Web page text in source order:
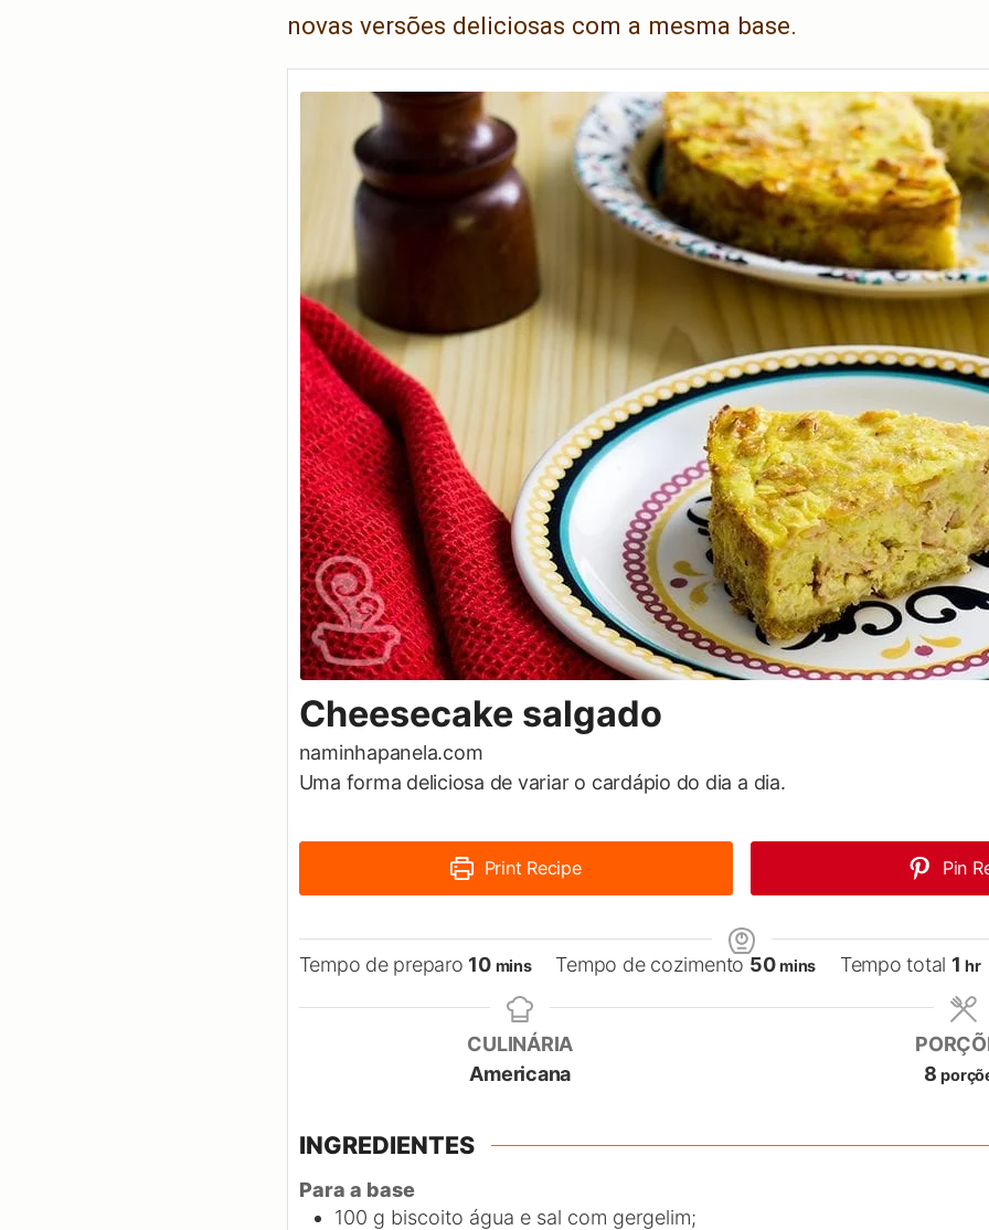
novas versões deliciosas com a mesma base.
Cheesecake salgado
naminhapanela.com
Uma forma deliciosa de variar o cardápio do dia a dia.
Print Recipe Pin
Tempo de preparo 10minutes
mins Tempo de cozimento 50minutes
mins Tempo total 1 hr
CULINÁRIA
Americana
8
INGREDIENTES
Para a base
100 g biscoito água e sal com gergelim;